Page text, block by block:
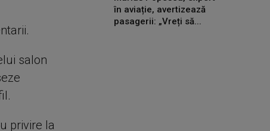
salon
privire la
în aviație, avertizează
pasagerii: „Vreți să...